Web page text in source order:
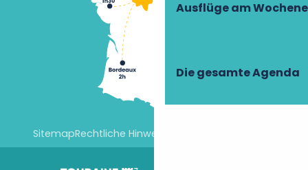
Ausflüge am
Die gesamte Agenda
SitemapRechtliche Hinweise